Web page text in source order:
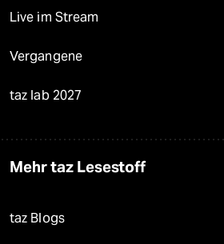
Live im Stream
Vergangene
taz lab 2027
Mehr taz Lesestoff
taz Blogs